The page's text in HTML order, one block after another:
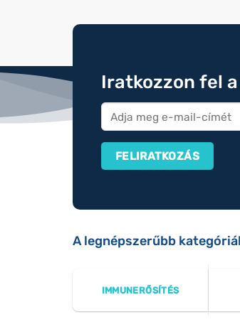
Iratkozzon fel
A legnépszerűbb
IMMUNERŐSÍTÉS